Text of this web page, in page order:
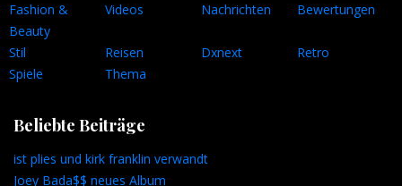
Fashion &
Beauty
Videos Nachrichten Bewertungen
Stil Reisen Dxnext
Retro
Spiele
Thema
Beliebte Beiträge
ist plies und kirk franklin verwandt
Joey Bada$$ neues Album